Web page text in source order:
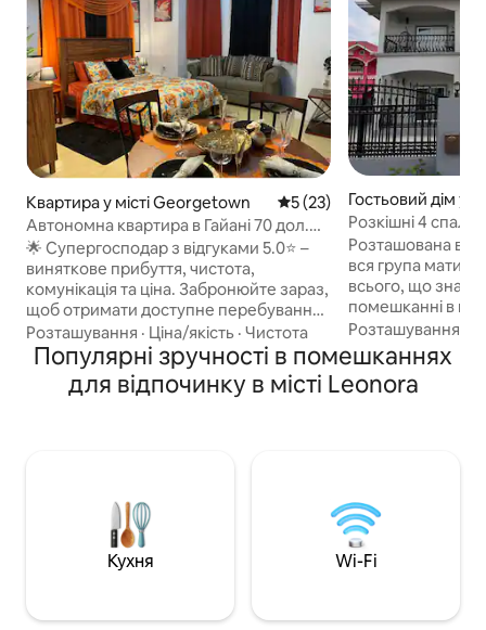
Квартира у місті Georgetown Середня оцінка: 5 з 5,
5 (23)
Автономна квартира в Гайані 70 дол.
США/ніч.
🌟 Супергосподар з відгуками 5.0⭐ –
виняткове прибуття, чистота,
комунікація та ціна. Забронюйте зараз,
щоб отримати доступне перебування.
Щомісячні знижки! Ідеально підходить
для бізнес-мандрівників,
короткострокових перебувань,
цифрових кочівників та відвідувачів. ✔
Безкоштовний паркінг ✔ Гнучкі умови
прибуття/виїзду 📍 Поруч із
супермаркетами, ресторанами,
банкоматами, ТРЦ Amazonia та іншими
Джорджтауна.
Розташування · Ціна/якість · Чистота
Гостьовий дім у
wn
Розкішні 4
Гаяні
Розташована в
вся група
всього, що
помешканні в
просторий і
розташований
Providence
центру
задньому дворі.
для сімей або
все необхідне
незабутнього
Розташування
Популярні зручності в помешканнях
для відпочинку в місті Leonora
Кухня Wi-Fi